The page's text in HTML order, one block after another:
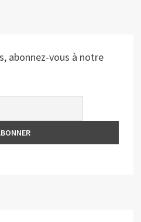
abonnez-vous à notre